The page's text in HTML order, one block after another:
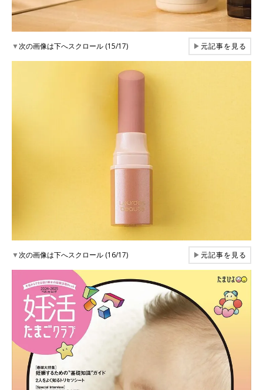
▼次の画像は下へスクロール (15/17) ▶元記事を見る
▼次の画像は下へスクロール (16/17) ▶元記事を見る